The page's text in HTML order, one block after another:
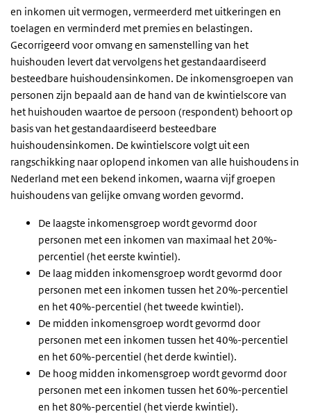
en inkomen uit vermogen, vermeerderd met uitkeringen en
toelagen en verminderd met premies en belastingen.
Gecorrigeerd voor omvang en samenstelling van het
huishouden levert dat vervolgens het gestandaardiseerd
besteedbare huishoudensinkomen. De inkomensgroepen van
personen zijn bepaald aan de hand van de kwintielscore van
het huishouden waartoe de persoon (respondent) behoort op
basis van het gestandaardiseerd besteedbare
huishoudensinkomen. De kwintielscore volgt uit een
rangschikking naar oplopend inkomen van alle huishoudens in
Nederland met een bekend inkomen, waarna vijf groepen
huishoudens van gelijke omvang worden gevormd.
De laagste inkomensgroep wordt gevormd door
personen met een inkomen van maximaal het 20%-
percentiel (het eerste kwintiel).
De laag midden inkomensgroep wordt gevormd door
personen met een inkomen tussen het 20%-percentiel
en het 40%-percentiel (het tweede kwintiel).
De midden inkomensgroep wordt gevormd door
personen met een inkomen tussen het 40%-percentiel
en het 60%-percentiel (het derde kwintiel).
De hoog midden inkomensgroep wordt gevormd door
personen met een inkomen tussen het 60%-percentiel
en het 80%-percentiel (het vierde kwintiel).